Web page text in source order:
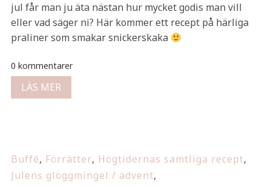
jul får man ju äta nästan hur mycket godis man vill
eller vad säger ni? Här kommer ett recept på härliga
praliner som smakar snickerskaka
0 kommentarer
LÄS MER
Buffé, Förrätter, Högtidernas samtliga recept,
Julens glöggmingel / advent,